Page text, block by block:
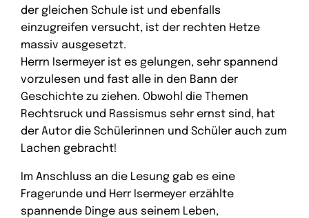
der gleichen Schule ist und ebenfalls
einzugreifen versucht, ist der rechten Hetze
massiv ausgesetzt.
Herrn Isermeyer ist es gelungen, sehr spannend
vorzulesen und fast alle in den Bann der
Geschichte zu ziehen. Obwohl die Themen
Rechtsruck und Rassismus sehr ernst sind, hat
der Autor die Schülerinnen und Schüler auch zum
Lachen gebracht!
Im Anschluss an die Lesung gab es eine
Fragerunde und Herr Isermeyer erzählte
spannende Dinge aus seinem Leben,